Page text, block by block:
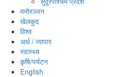
मनोरञ्‍जन
खेलकुद
विश्‍व
अर्थ / व्यापार
स्वास्थ्य
कृषि/पर्यटन
English